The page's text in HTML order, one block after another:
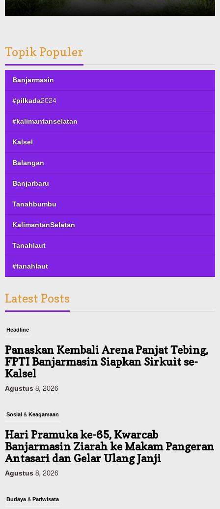
Topik Populer
Banjarmasin
#pilkada2024
#kalimantanselatan
Kalsel
Balangan
Banjarbaru
Tanahbumbu
KalimantanSelatan
Tanahlaut
#tanahlaut
Latest Posts
Panaskan Kembali Arena Panjat Tebing,
Kalsel
Agustus 8, 2026
Sosial & Keagamaan
Hari Pramuka ke-65, Kwarcab
Antasari dan Gelar Ulang Janji
Agustus 8, 2026
Budaya & Pariwisata
Sambut Ketua Komisi II DPR RI, Yamin